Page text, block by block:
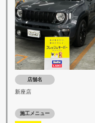
店舗名
新座店
施工メニュー